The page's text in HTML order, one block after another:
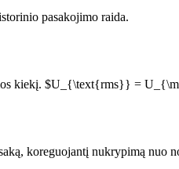
pasakojimo raida.
kiekį. $U_{\text{rms}} =
koreguojantį nukrypimą nuo